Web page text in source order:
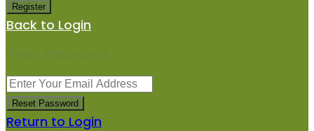
Register
Back to Login
Reset Password
Reset Password
Return to Login